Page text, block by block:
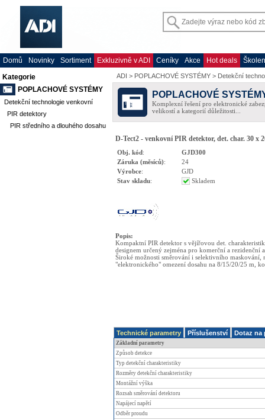
Domů Novinky Sortiment Exkluzivně v ADI Ceníky Akce Hot deals
Kategorie
POPLACHOVÉ SYSTÉMY
Detekční technologie venkovní
PIR detektory
PIR středního a dlouhého dosahu
ADI > POPLACHOVÉ SYSTÉMY > Detekční
POPLACHOVÉ
Komplexní řešení pro elektronické
velikostí a kategorií důležitosti...
D-Tect2 - venkovní PIR detektor, det. char. 30 x
Obj. kód:
GJD300
Záruka (měsíců):
24
Výrobce:
GJD
Stav skladu: Skladem
Popis:
Kompaktní PIR detektor s vějířovou det.
designem určený zejména pro komerční a rezidenční
Široké možnosti směrování i selektivního maskování,
"elektronického" omezení dosahu na 8/15/20/25 m,
Technické parametry Příslušenství Dotaz na
Základní parametry
Způsob detekce
Typ detekční charakteristiky
Rozměry detekční charakteristiky
Montážní výška
Rozsah směrování detektoru
Napájecí napětí
Odběr proudu